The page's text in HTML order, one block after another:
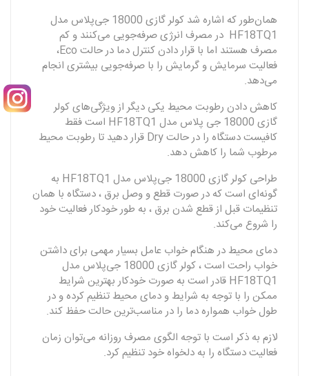
همان‌طور که اشاره شد کولر گازی 18000 جی‌پلاس مدل
HF18TQ1 در مصرف انرژی صرفه‌جویی می‌کنند و کم
مصرف هستند اما با قرار دادن کنترل دما در حالت Eco،
فعالیت سرمایش و گرمایش را با صرفه‌جویی بیشتری انجام
می‌دهد.
کاهش دادن رطوبت محیط یکی دیگر از ویژگی‌های کولر
گازی 18000 جی‌ پلاس مدل HF18TQ1 است فقط
کافیست دستگاه را در حالت Dry قرار دهید تا رطوبت محیط
مرطوب شما را کاهش دهد.
طراحی کولر گازی 18000 جی‌پلاس مدل HF18TQ1 به
گونه‌ای است که در صورت قطع و وصل برق ، دستگاه با همان
تنظیمات قبل از قطع شدن برق ، به طور خودکار فعالیت خود
را شروع می‌کند.
دمای محیط در هنگام خواب عامل بسیار مهمی برای داشتن
خواب راحت است ، کولر گازی 18000 جی‌پلاس مدل
HF18TQ1 قادر است به صورت خودکار بهترین شرایط
ممکن را با توجه به شرایط و دمای محیط تنظیم کرده و در
طول خواب همواره دما را در مناسب‌ترین حالت حفظ کند.
لازم به ذکر است با توجه الگوی مصرف روزانه می‌توان زمان
فعالیت دستگاه را به دلخواه خود تنظیم کرد.